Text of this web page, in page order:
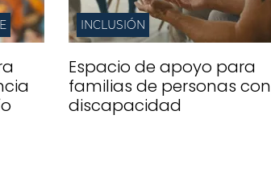
INCLUSIÓN
Espacio de apoyo para
familias de personas con
discapacidad